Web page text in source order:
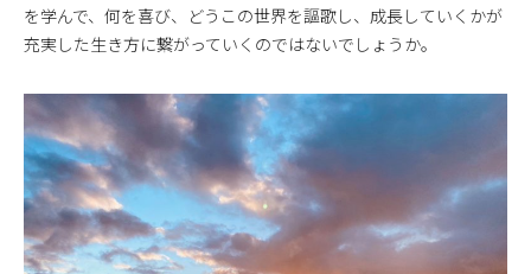
を学んで、何を喜び、どうこの世界を謳歌し、成長していくかが
充実した生き方に繋がっていくのではないでしょうか。